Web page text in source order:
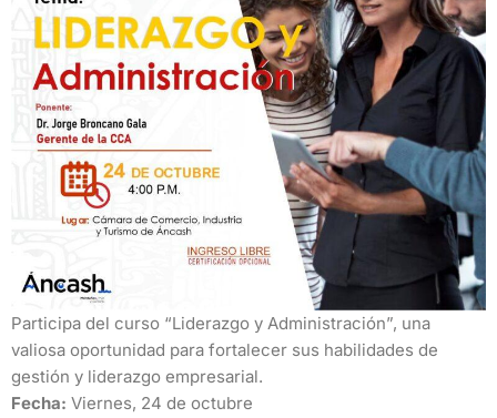
Participa del curso “Liderazgo y Administración”, una
valiosa oportunidad para fortalecer sus habilidades de
gestión y liderazgo empresarial.
Fecha: Viernes, 24 de octubre